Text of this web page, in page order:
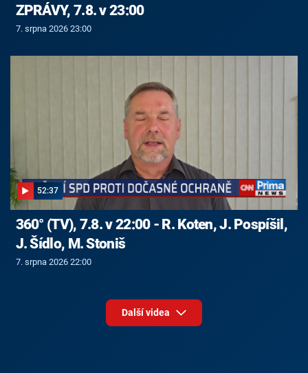
ZPRÁVY, 7.8. v 23:00
7. srpna 2026 23:00
52:37
360° (TV), 7.8. v 22:00 - R. Koten, J. Pospíšil,
J. Šídlo, M. Stoniš
7. srpna 2026 22:00
Další videa